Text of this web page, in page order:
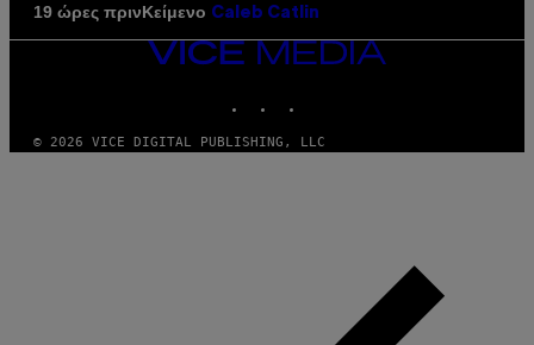
19 ώρες πρινΚείμενο Caleb Catlin
VICE
MEDIA
© 2026 VICE DIGITAL PUBLISHING, LLC